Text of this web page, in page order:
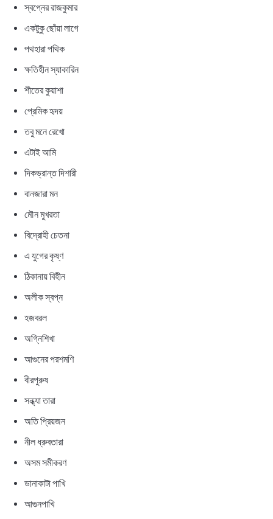
স্বপ্নের রাজকুমার
একটুকু ছোঁয়া লাগে
পথহারা পথিক
ক্ষতিহীন স্যাকারিন
শীতের কুয়াশা
প্রেমিক হৃদয়
তবু মনে রেখো
এটাই আমি
দিকভ্রান্ত দিশারী
বানজারা মন
মৌন মুখরতা
বিদ্রোহী চেতনা
এ যুগের কৃষ্ণ
ঠিকানায় বিহীন
অলীক স্বপ্ন
হজবরল
অগ্নিশিখা
আগুনের পরশমণি
বীরপুরুষ
সন্ধ্যা তারা
অতি প্রিয়জন
নীল ধ্রুবতারা
অসম সমীকরণ
ডানাকাটা পাখি
আগুনপাখি